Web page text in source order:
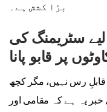
بڑا کشش ہے۔
لیے سٹریمنگ کی
پر قابو پانا
قابلِ رس نہیں، مگر کچھ
یہ ہے کہ مقامی اور